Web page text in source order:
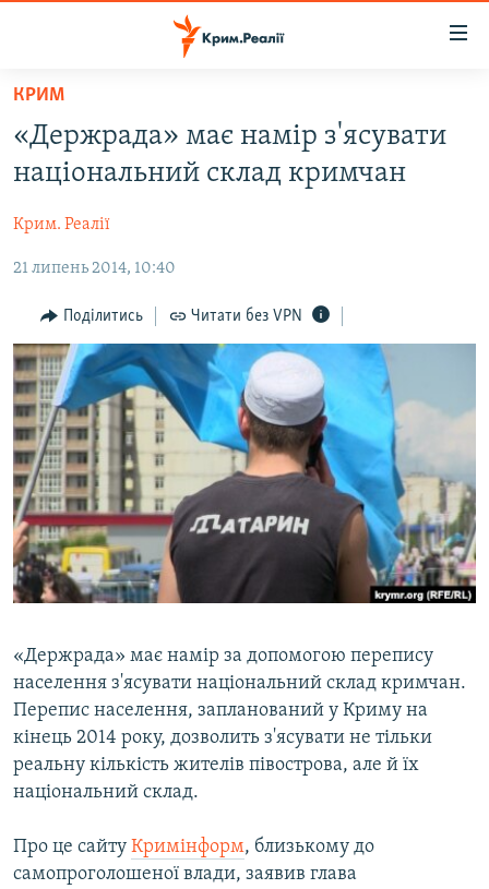
Перейти
основного
матеріалу
до
навігації
Перейти
пошуку
ВОДА.КРИМ
ПОЛІТИКА
БЛОГИ
ПОГЛЯД
ІНТЕРВ'Ю
ВСЕ ЗА ДЕНЬ
СПЕЦПРОЕКТИ
ДЕПОРТАЦІЯ
ВІДЕОУРОКИ «ELIFBE»
СВІДЧЕННЯ ОКУПАЦІЇ
УКРАЇНСЬКА ПРОБЛЕМА КРИМУ
ЯК ОБІЙТИ БЛОКУВАННЯ
Русский
Qırımtatar
Усі сайти RFE/RL
КРИМ
«Держрада» має намір з'ясувати
національний склад кримчан
Крим. Реалії
21 липень 2014, 10:40
Поділитись Читати без VPN
«Держрада» має намір за допомогою перепису
населення з'ясувати національний склад кримчан.
Перепис населення, запланований у Криму на
кінець 2014 року, дозволить з'ясувати не тільки
реальну кількість жителів півострова, але й їх
національний склад.
Про це сайту Кримінформ, близькому до
самопроголошеної влади, заявив глава